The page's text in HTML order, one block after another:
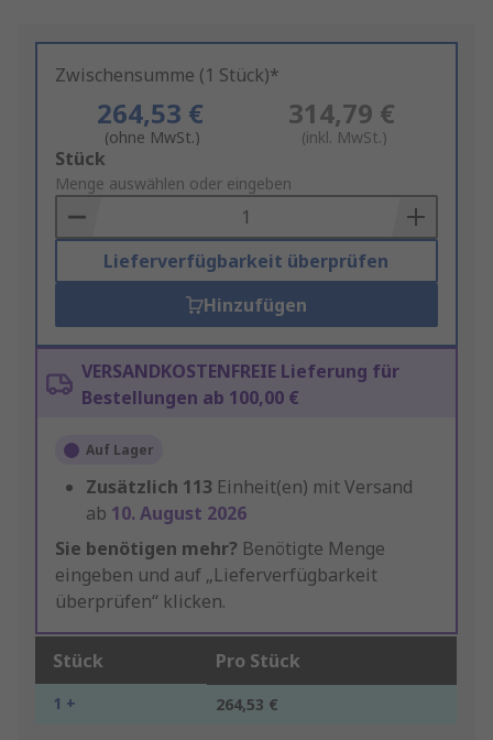
Zwischensumme (1 Stück)*
264,53 €
(ohne MwSt.)
314,79 €
(inkl. MwSt.)
Add
to
Basket
Stück
Menge auswählen oder eingeben
Lieferverfügbarkeit überprüfen
Hinzufügen
VERSANDKOSTENFREIE Lieferung für
Bestellungen ab 100,00 €
Auf Lager
Zusätzlich 113 Einheit(en) mit Versand
ab 10. August 2026
Sie benötigen mehr? Benötigte Menge
eingeben und auf „Lieferverfügbarkeit
überprüfen“ klicken.
Stück Pro Stück
1 + 264,53 €